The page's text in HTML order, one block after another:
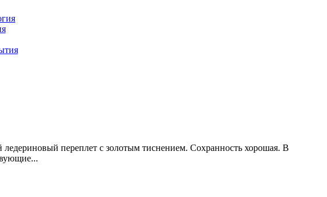
переплет с золотым тиснением. Сохранность хорошая. В